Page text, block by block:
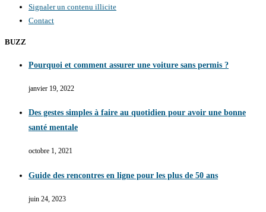
Signaler un contenu illicite
Contact
BUZZ
Pourquoi et comment assurer une voiture sans permis ?
janvier 19, 2022
Des gestes simples à faire au quotidien pour avoir une bonne
santé mentale
octobre 1, 2021
Guide des rencontres en ligne pour les plus de 50 ans
juin 24, 2023